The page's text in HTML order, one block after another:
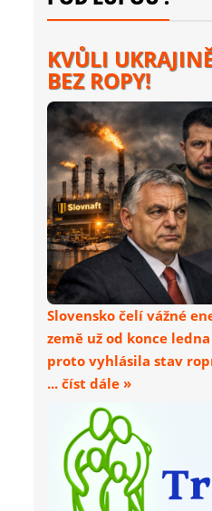
KVŮLI
BEZ ROPY!
Slovensko čelí vážné
země už od konce
proto vyhlásila stav
... číst dále »